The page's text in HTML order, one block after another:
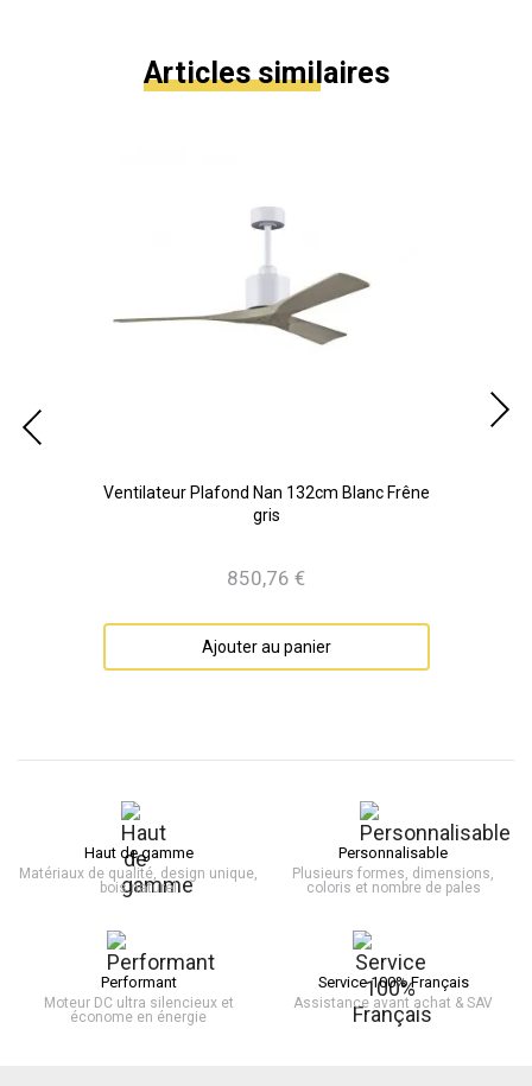
Articles similaires
Ventilateur Plafond Nan 132cm Blanc Frêne
gris
Prix
850,76 €
Ajouter au panier
Haut de gamme
Matériaux de qualité, design unique,
bois naturel
Personnalisable
Plusieurs formes, dimensions,
coloris et nombre de pales
Performant
Moteur DC ultra silencieux et
économe en énergie
Service 100% Français
Assistance avant achat & SAV